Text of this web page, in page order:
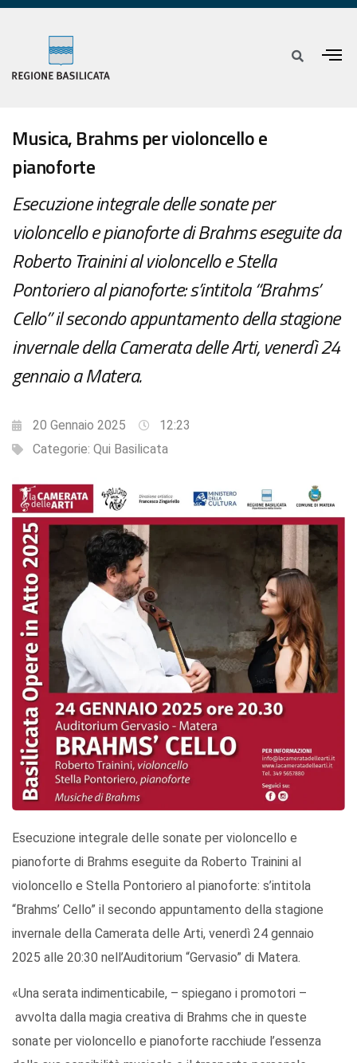
Musica, Brahms per violoncello e
pianoforte
Esecuzione integrale delle sonate per
violoncello e pianoforte di Brahms eseguite da
Roberto Trainini al violoncello e Stella
Pontoriero al pianoforte: s’intitola “Brahms’
Cello” il secondo appuntamento della stagione
invernale della Camerata delle Arti, venerdì 24
gennaio a Matera.
20 Gennaio 2025
12:23
Categorie: Qui Basilicata
Esecuzione integrale delle sonate per violoncello e
pianoforte di Brahms eseguite da Roberto Trainini al
violoncello e Stella Pontoriero al pianoforte: s’intitola
“Brahms’ Cello” il secondo appuntamento della stagione
invernale della Camerata delle Arti, venerdì 24 gennaio
2025 alle 20:30 nell’Auditorium “Gervasio” di Matera.
«Una serata indimenticabile, – spiegano i promotori –
avvolta dalla magia creativa di Brahms che in queste
sonate per violoncello e pianoforte racchiude l’essenza